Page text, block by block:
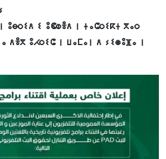
ⵓⴱⵔⵉⴷ ⵉ ⵓⵞⵀⴻⴷ ⵏ ⵜⴰⵛⵔⵉⴽⵜ ⴳⴰⵔ
ⴷⴻⴳ ⵓⵃⵔⵉⵛ ⵏ ⵡⴰⵎⴰⵏ ⴷ ⵢⵉⵙⵓⴼⴰ ⵏ